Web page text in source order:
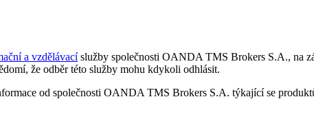
a vzdělávacíslužby společnosti OANDA TMS Brokers S.A., na
že odběr této služby mohu kdykoli odhlásit.
od společnosti OANDA TMS Brokers S.A. týkající se